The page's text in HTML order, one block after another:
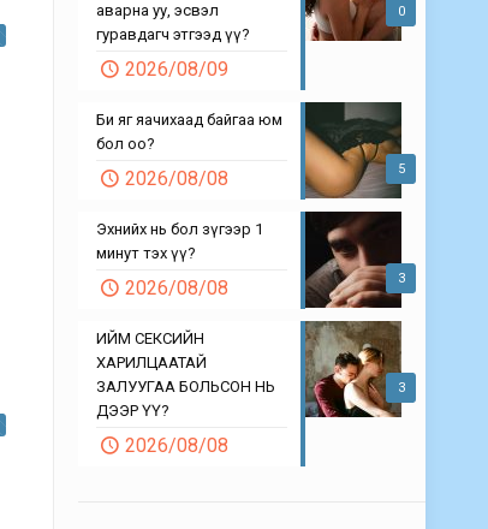
0
аварна уу, эсвэл
гуравдагч этгээд үү?
2026/08/09
5
Би яг яачихаад байгаа юм
бол оо?
2026/08/08
3
Эхнийх нь бол зүгээр 1
минут тэх үү?
2026/08/08
3
ИЙМ СЕКСИЙН
ХАРИЛЦААТАЙ
ЗАЛУУГАА БОЛЬСОН НЬ
ДЭЭР ҮҮ?
2026/08/08